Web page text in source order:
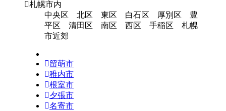
札幌市内
中央区 北区 東区 白石区 厚別区 豊
平区 清田区 南区 西区 手稲区 札幌
市近郊
留萌市
稚内市
根室市
夕張市
名寄市